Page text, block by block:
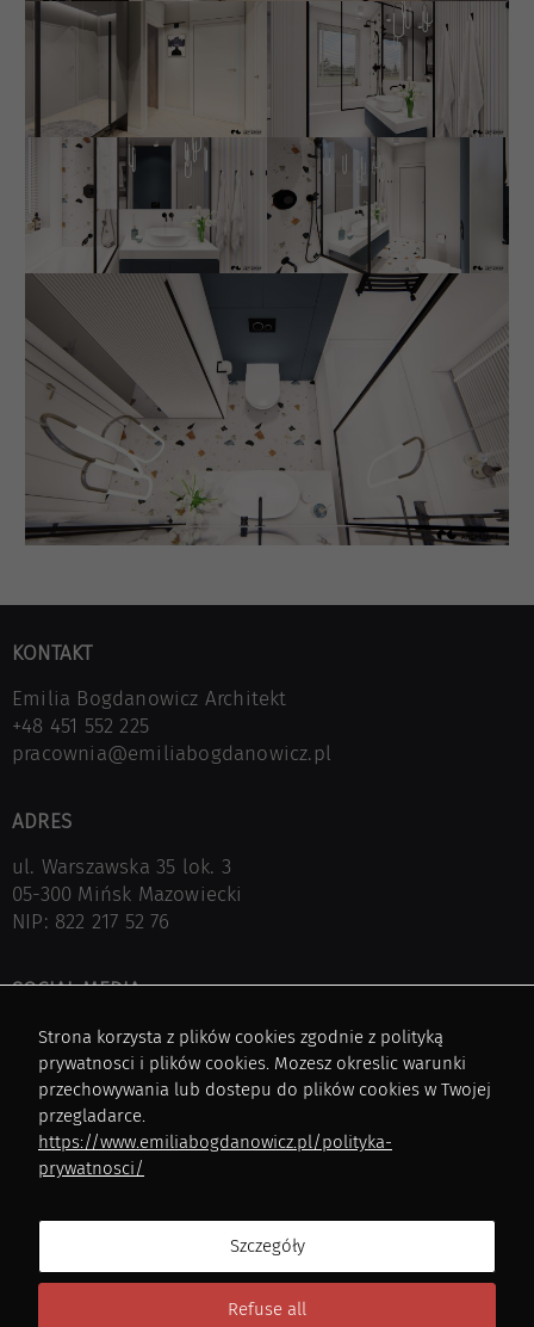
KONTAKT
Emilia Bogdanowicz Architekt
+48 451 552 225
pracownia@emiliabogdanowicz.pl
ADRES
ul. Warszawska 35 lok. 3
05-300 Mińsk Mazowiecki
NIP: 822 217 52 76
SOCIAL MEDIA
Facebok
Instagram
Pinterest
NA SKRÓTY
Wnętrza
Architektura z wnętrzem
Realizacje pod klucz
Strona korzysta z plików cookies zgodnie z polityką
prywatnosci i plików cookies. Mozesz okreslic warunki
przechowywania lub dostepu do plików cookies w Twojej
przegladarce.
https://www.emiliabogdanowicz.pl/polityka-
prywatnosci/
Szczegóły
Refuse all